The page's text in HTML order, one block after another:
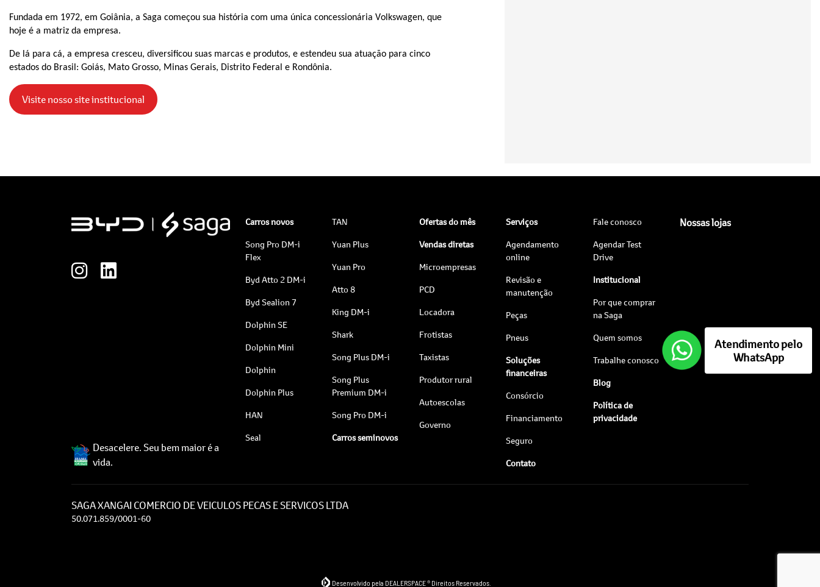
Fundada em 1972, em Goiânia, a Saga começou sua história com uma única concessionária Volkswagen, que
hoje é a matriz da empresa.
De lá para cá, a empresa cresceu, diversificou suas marcas e produtos, e estendeu sua atuação para cinco
estados do Brasil: Goiás, Mato Grosso, Minas Gerais, Distrito Federal e Rondônia.
Visite nosso site institucional
Desacelere. Seu bem maior é a
vida.
Carros novos
Song Pro DM-i
Flex
Byd Atto 2 DM-i
Byd Sealion 7
Dolphin SE
Dolphin Mini
Dolphin
Dolphin Plus
HAN
Seal
TAN
Yuan Plus
Yuan Pro
Atto 8
King DM-i
Shark
Song Plus DM-i
Song Plus
Premium DM-i
Song Pro DM-i
Carros seminovos
Ofertas do mês
Vendas diretas
Microempresas
PCD
Locadora
Frotistas
Taxistas
Produtor rural
Autoescolas
Governo
Serviços
Agendamento
online
Revisão e
manutenção
Peças
Pneus
Soluções
financeiras
Consórcio
Financiamento
Seguro
Contato
Fale conosco
Agendar Test
Drive
Institucional
Por que comprar
na Saga
Quem somos
Trabalhe conosco
Blog
Política de
privacidade
Nossas lojas
SAGA XANGAI COMERCIO DE VEICULOS PECAS E SERVICOS LTDA
50.071.859/0001-60
Desenvolvido pela DEALERSPACE ® Direitos Reservados.
Atendimento pelo
WhatsApp